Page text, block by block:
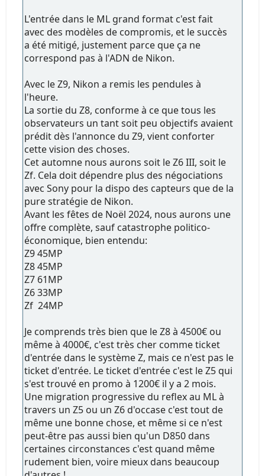
L'entrée dans le ML grand format c'est fait
avec des modèles de compromis, et le succès
a été mitigé, justement parce que ça ne
correspond pas à l'ADN de Nikon.
Avec le Z9, Nikon a remis les pendules à
l'heure.
La sortie du Z8, conforme à ce que tous les
observateurs un tant soit peu objectifs avaient
prédit dès l'annonce du Z9, vient conforter
cette vision des choses.
Cet automne nous aurons soit le Z6 III, soit le
Zf. Cela doit dépendre plus des négociations
avec Sony pour la dispo des capteurs que de la
pure stratégie de Nikon.
Avant les fêtes de Noël 2024, nous aurons une
offre complète, sauf catastrophe politico-
économique, bien entendu:
Z9 45MP
Z8 45MP
Z7 61MP
Z6 33MP
Zf 24MP
Je comprends très bien que le Z8 à 4500€ ou
même à 4000€, c'est très cher comme ticket
d'entrée dans le système Z, mais ce n'est pas le
ticket d'entrée. Le ticket d'entrée c'est le Z5 qui
s'est trouvé en promo à 1200€ il y a 2 mois.
Une migration progressive du reflex au ML à
travers un Z5 ou un Z6 d'occase c'est tout de
même une bonne chose, et même si ce n'est
peut-être pas aussi bien qu'un D850 dans
certaines circonstances c'est quand même
rudement bien, voire mieux dans beaucoup